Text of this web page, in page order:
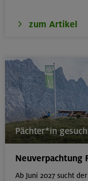
17./18./19.08.26
München
16.08.26
zum Artikel
Pächter*in
Neuverpachtung
Ab Juni 2027 sucht